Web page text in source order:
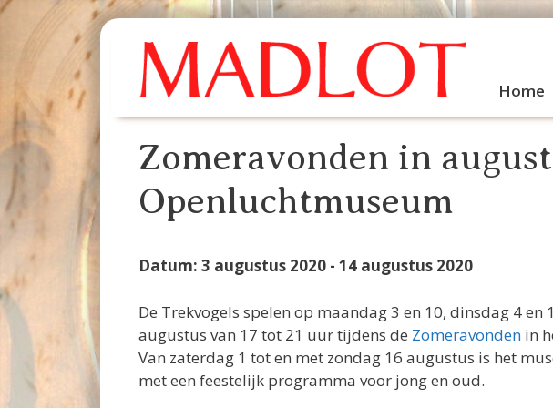
naar
Home
Zomeravonden in
Openluchtmuseum
Datum: 3 augustus 2020 - 14 augustus 2020
De Trekvogels spelen op maandag 3 en 10, dinsdag 4
augustus van 17 tot 21 uur tijdens de Zomeravonden in
Van zaterdag 1 tot en met zondag 16 augustus is het
met een feestelijk programma voor jong en oud.